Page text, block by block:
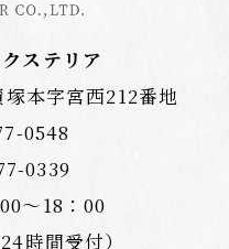
ステリア
本字宮西212番地
0548
0339
〜18：00
時間受付）